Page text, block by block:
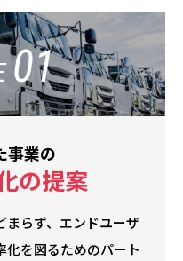
01
事業の
の提案
まらず、エンドユーザ
化を図るためのパート